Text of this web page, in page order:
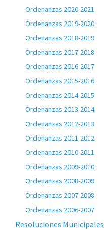
Ordenanzas 2020-2021
Ordenanzas 2019-2020
Ordenanzas 2018-2019
Ordenanzas 2017-2018
Ordenanzas 2016-2017
Ordenanzas 2015-2016
Ordenanzas 2014-2015
Ordenanzas 2013-2014
Ordenanzas 2012-2013
Ordenanzas 2011-2012
Ordenanzas 2010-2011
Ordenanzas 2009-2010
Ordenanzas 2008-2009
Ordenanzas 2007-2008
Ordenanzas 2006-2007
Resoluciones Municipales